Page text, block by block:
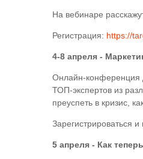
На вебинаре
Регистрация: https://
4-8 апреля -
Онлайн-конференция
ТОП-экспертов из
преуспеть в кризис,
Зарегистрироваться
5 апреля - Как